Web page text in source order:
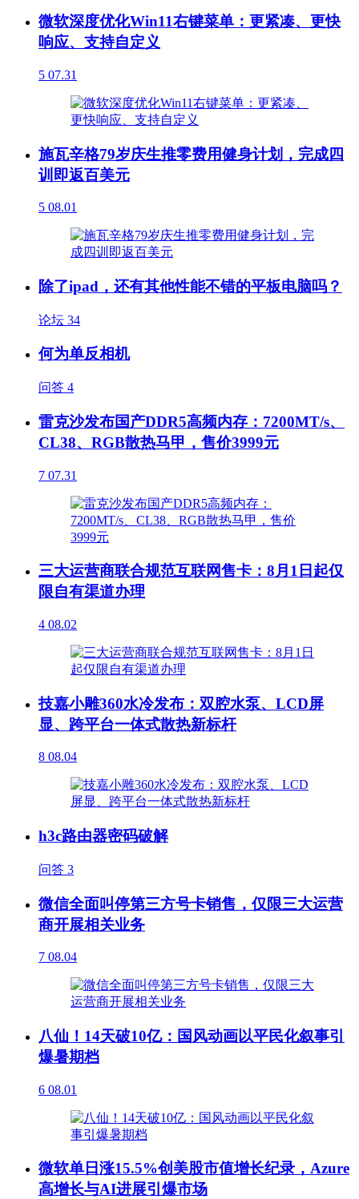
微软深度优化Win11右键菜单：更紧凑、更快
响应、支持自定义
5 07.31
施瓦辛格79岁庆生推零费用健身计划，完成四
训即返百美元
5 08.01
除了ipad，还有其他性能不错的平板电脑吗？
论坛 34
何为单反相机
问答 4
雷克沙发布国产DDR5高频内存：7200MT/s、
CL38、RGB散热马甲，售价3999元
7 07.31
三大运营商联合规范互联网售卡：8月1日起仅
限自有渠道办理
4 08.02
技嘉小雕360水冷发布：双腔水泵、LCD屏
显、跨平台一体式散热新标杆
8 08.04
h3c路由器密码破解
问答 3
微信全面叫停第三方号卡销售，仅限三大运营
商开展相关业务
7 08.04
八仙！14天破10亿：国风动画以平民化叙事引
爆暑期档
6 08.01
微软单日涨15.5%创美股市值增长纪录，Azure
高增长与AI进展引爆市场